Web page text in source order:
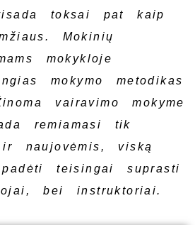
toksai pat kaip
Mokinių
mokykloje
mokymo metodikas
vairavimo mokyme
remiamasi tik
ir naujovėmis, viską
teisingai suprasti
bei instruktoriai.